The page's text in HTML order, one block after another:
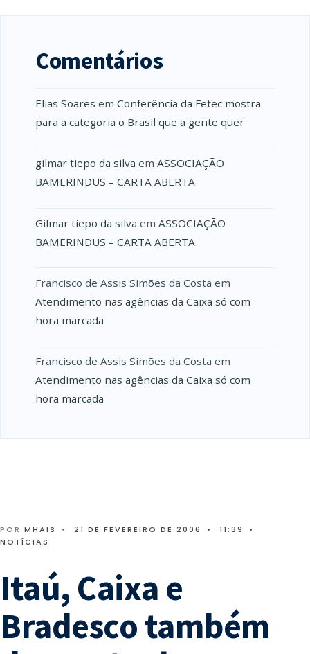
Comentários
Elias Soares em Conferência da Fetec mostra
para a categoria o Brasil que a gente quer
gilmar tiepo da silva em ASSOCIAÇÃO
BAMERINDUS – CARTA ABERTA
Gilmar tiepo da silva em ASSOCIAÇÃO
BAMERINDUS – CARTA ABERTA
Francisco de Assis Simões da Costa em
Atendimento nas agências da Caixa só com
hora marcada
Francisco de Assis Simões da Costa em
Atendimento nas agências da Caixa só com
hora marcada
POR MHAIS • 21 DE FEVEREIRO DE 2006 • 11:39
•
NOTÍCIAS
Itaú, Caixa e
Bradesco também